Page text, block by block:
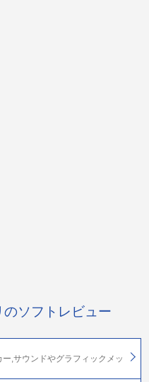
のソフトレビュー
,サウンドやグラフィックメッ